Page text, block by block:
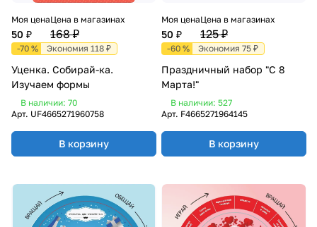
Моя цена
50 ₽
Цена в магазинах
168 ₽
-70 % Экономия 118 ₽
Уценка. Собирай-ка.
Изучаем формы
В наличии: 70
Арт. UF4665271960758
В корзину
Моя цена
50 ₽
Цена в магазинах
125 ₽
-60 % Экономия 75 ₽
Праздничный набор "С 8
Марта!"
В наличии: 527
Арт. F4665271964145
В корзину